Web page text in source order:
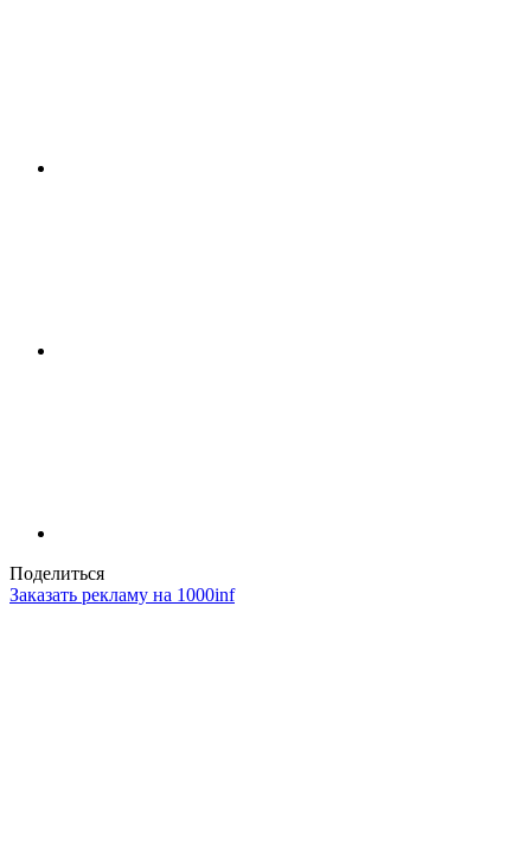
Поделиться
Заказать рекламу на 1000inf